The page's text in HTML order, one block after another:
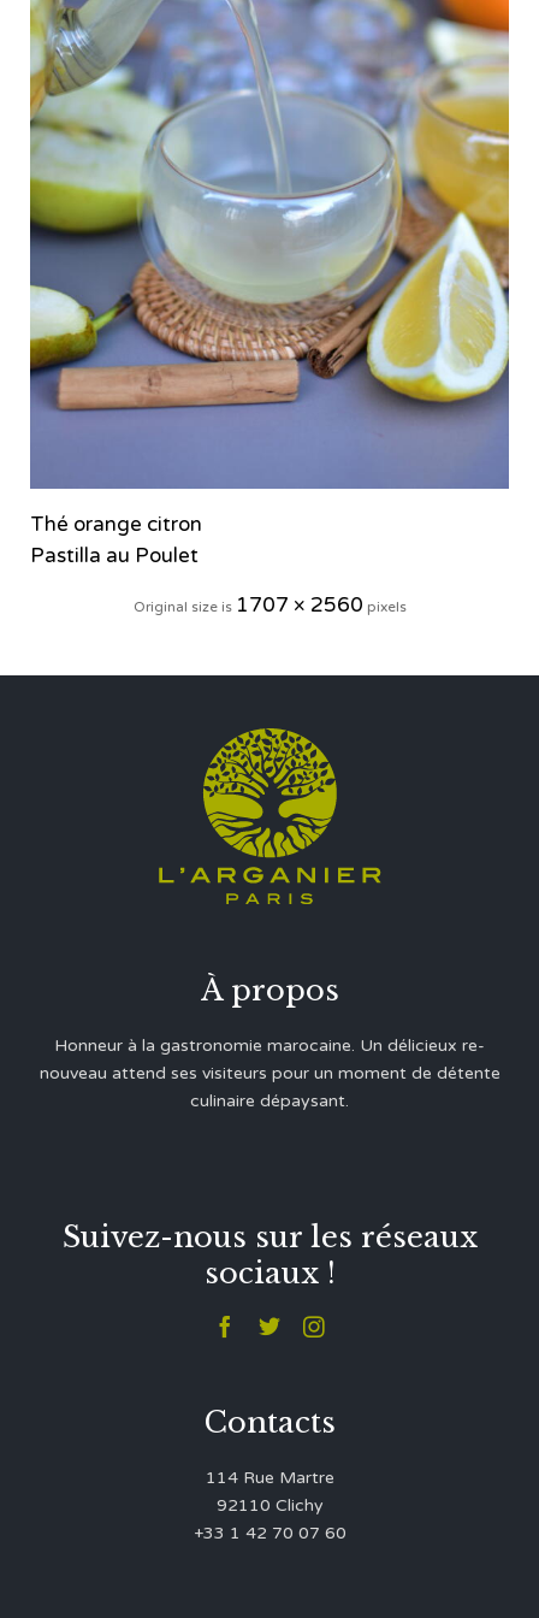
Thé orange citron
Pastilla au Poulet
Original size is 1707 × 2560 pixels
À propos
Honneur à la gastronomie marocaine. Un délicieux re-
nouveau attend ses visiteurs pour un moment de détente
culinaire dépaysant.
Suivez-nous sur les réseaux
sociaux !
  
Contacts
114 Rue Martre
92110 Clichy
+33 1 42 70 07 60